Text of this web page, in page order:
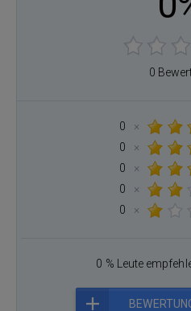
0
0
×
0
×
0
×
0
×
0
×
0 % Leute